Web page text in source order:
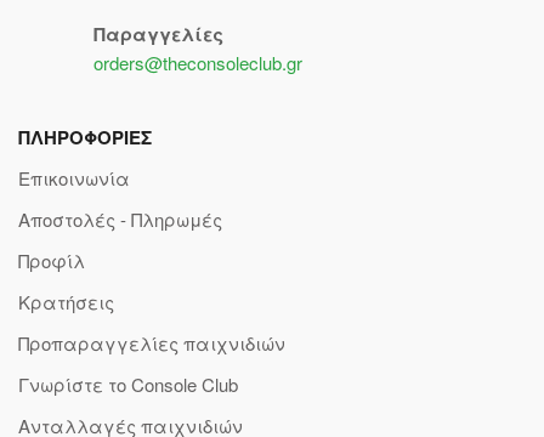
Παραγγελίες
orders@theconsoleclub.gr
ΠΛΗΡΟΦΟΡΙΕΣ
Επικοινωνία
Αποστολές - Πληρωμές
Προφίλ
Κρατήσεις
Προπαραγγελίες παιχνιδιών
Γνωρίστε το Console Club
Ανταλλαγές παιχνιδιών